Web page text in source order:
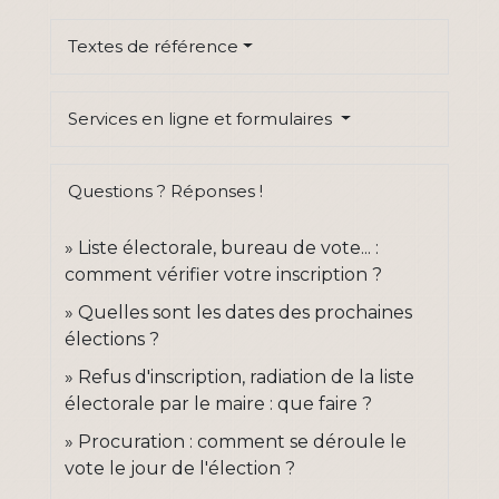
Textes de référence
Services en ligne et formulaires
Questions ? Réponses !
Liste électorale, bureau de vote... :
comment vérifier votre inscription ?
Quelles sont les dates des prochaines
élections ?
Refus d'inscription, radiation de la liste
électorale par le maire : que faire ?
Procuration : comment se déroule le
vote le jour de l'élection ?